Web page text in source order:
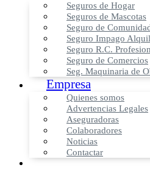
Seguros de Hogar
Seguros de Mascotas
Seguro de
Seguro Impago
Seguro R.C.
Seguro de Comercios
Seg. Maquinaria de
Empresa
Quienes somos
Advertencias Legales
Aseguradoras
Colaboradores
Noticias
Contactar